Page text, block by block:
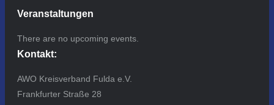
Veranstaltungen
There are no upcoming events.
Kontakt:
AWO Kreisverband Fulda e.V.
Frankfurter Straße 28